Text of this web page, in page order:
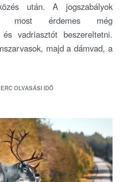
után. A jogszabályok
most érdemes még
vadriasztót beszereltetni.
majd a dámvad, a
OLVASÁSI IDŐ